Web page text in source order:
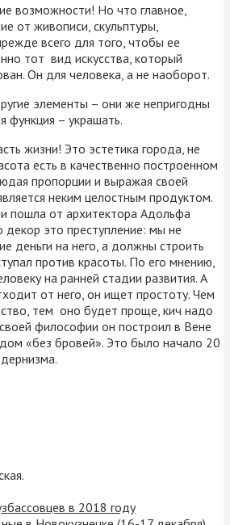
возможности! Но что главное,
от живописи, скульптуры,
всего для того, чтобы ее
тот вид искусства, который
Он для человека, а не наоборот.
элементы – они же непригодны
функция – украшать.
жизни! Это эстетика города, не
есть в качественно построенном
пропорции и выражая своей
неким целостным продуктом.
пошла от архитектора Адольфа
декор это преступление: мы не
деньги на него, а должны строить
против красоты. По его мнению,
на ранней стадии развития. А
от него, он ищет простоту. Чем
тем оно будет проще, кич надо
философии он построил в Вене
«без бровей». Это было начало 20
в 2018 году